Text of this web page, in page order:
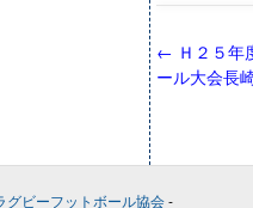
← Ｈ２５
ール大会長
グビーフットボール協会-